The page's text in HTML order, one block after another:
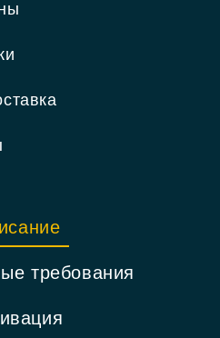
требования